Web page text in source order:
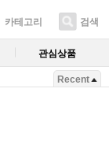
카테고리 검색
관심상품
Recent